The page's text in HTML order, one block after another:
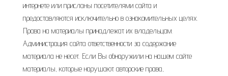
интернете или присланы посетителями сайта и
предоставляются исключительно в ознакомительных целях.
Права на материалы принадлежат их владельцам.
Администрация сайта ответственности за содержание
материала не несет. Если Вы обнаружили на нашем сайте
материалы, которые нарушают авторские права,